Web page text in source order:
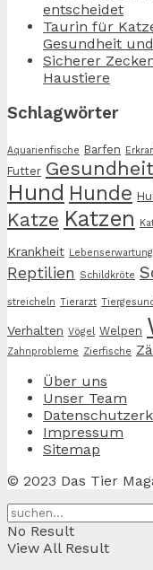
entscheidet
Taurin für
Gesundheit
Sicherer
Haustiere
Schlagwörter
Aquarienfische Barfen
Futter Gesundheit
Hund Hunde
Katze Katzen
Krankheit Lebenserwartung
Reptilien Schildkröte
streicheln Tierarzt
Verhalten Vögel Welpen
Zahnprobleme Zierfische
Über uns
Unser Team
Impressum
Sitemap
© 2023 Das Tier
No Result
View All Result